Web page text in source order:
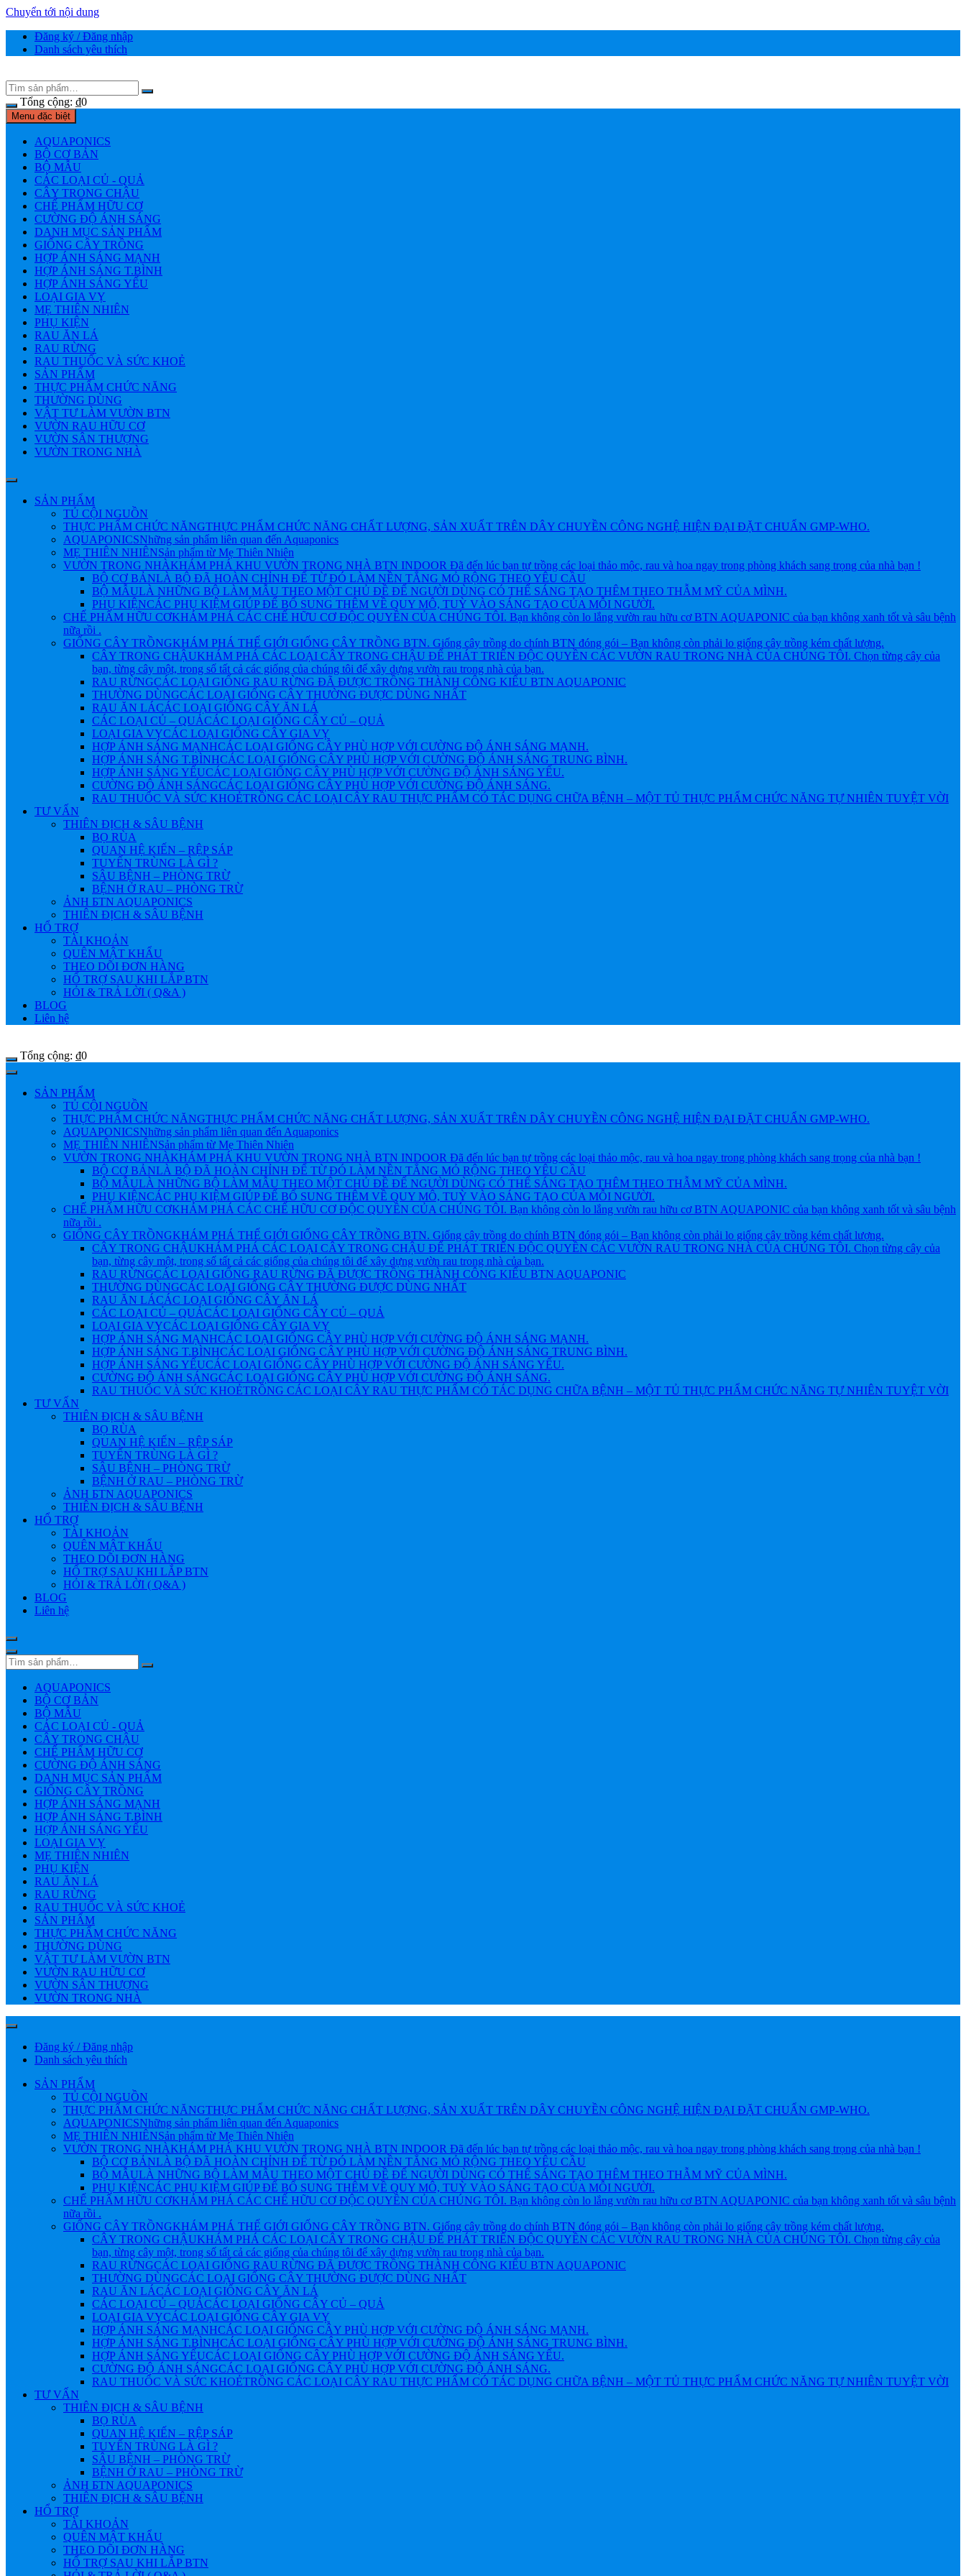
Chuyển tới nội dung
Đăng ký / Đăng nhập
Danh sách yêu thích
Tổng cộng: ₫0
Menu đặc biệt
AQUAPONICS
BỘ CƠ BẢN
BỘ MẪU
CÁC LOẠI CỦ - QUẢ
CÂY TRONG CHẬU
CHẾ PHẨM HỮU CƠ
CƯỜNG ĐỘ ÁNH SÁNG
DANH MỤC SẢN PHẨM
GIỐNG CÂY TRỒNG
HỢP ÁNH SÁNG MẠNH
HỢP ÁNH SÁNG T.BÌNH
HỢP ÁNH SÁNG YẾU
LOẠI GIA VỴ
MẸ THIÊN NHIÊN
PHỤ KIỆN
RAU ĂN LÁ
RAU RỪNG
RAU THUỐC VÀ SỨC KHOẺ
SẢN PHẨM
THỰC PHẨM CHỨC NĂNG
THƯỜNG DÙNG
VẬT TƯ LÀM VƯỜN BTN
VƯỜN RAU HỮU CƠ
VƯỜN SÂN THƯỢNG
VƯỜN TRONG NHÀ
SẢN PHẨM
TỦ CỘI NGUỒN
THỰC PHẨM CHỨC NĂNGTHỰC PHẨM CHỨC NĂNG CHẤT LƯỢNG, SẢN XUẤT TRÊN DÂY CHUYỀN CÔNG NGHỆ HIỆN ĐẠI ĐẶT CHUẨN GMP-WHO.
AQUAPONICSNhững sản phẩm liên quan đến Aquaponics
MẸ THIÊN NHIÊNSản phẩm từ Mẹ Thiên Nhiên
VƯỜN TRONG NHÀKHÁM PHÁ KHU VƯỜN TRONG NHÀ BTN INDOOR Đã đến lúc bạn tự trồng các loại thảo mộc, rau và hoa ngay trong phòng khách sang trọng của nhà bạn !
BỘ CƠ BẢNLÀ BỘ ĐÃ HOÀN CHỈNH ĐỂ TỪ ĐÓ LÀM NỀN TẲNG MỎ RỘNG THEO YÊU CẦU
BỘ MẪULÀ NHỮNG BỘ LÀM MẪU THEO MỘT CHỦ ĐỀ ĐỂ NGƯỜI DÙNG CÓ THỂ SÁNG TẠO THÊM THEO THẪM MỸ CỦA MÌNH.
PHỤ KIỆNCÁC PHỤ KIỆM GIÚP ĐỂ BỔ SUNG THÊM VỀ QUY MÔ, TUỲ VÀO SÁNG TẠO CỦA MỖI NGƯỜI.
CHẾ PHẨM HỮU CƠKHÁM PHÁ CÁC CHẾ HỮU CƠ ĐỘC QUYỀN CỦA CHÚNG TÔI. Bạn không còn lo lắng vườn rau hữu cơ BTN AQUAPONIC của bạn không xanh tốt và sâu bệnh
nữa rồi .
GIỐNG CÂY TRỒNGKHÁM PHÁ THẾ GIỚI GIỐNG CÂY TRỒNG BTN. Giống cây trồng do chính BTN đóng gói – Bạn không còn phải lo giống cây trồng kém chất lượng.
CÂY TRONG CHẬUKHÁM PHÁ CÁC LOẠI CÂY TRONG CHẬU ĐỂ PHÁT TRIỂN ĐỘC QUYỀN CÁC VƯỜN RAU TRONG NHÀ CỦA CHÚNG TÔI. Chọn từng cây của
bạn, từng cây một, trong số tất cả các giống của chúng tôi để xây dựng vườn rau trong nhà của bạn.
RAU RỪNGCÁC LOẠI GIỐNG RAU RỪNG ĐÃ ĐƯỢC TRỒNG THÀNH CÔNG KIỂU BTN AQUAPONIC
THƯỜNG DÙNGCÁC LOẠI GIỐNG CÂY THƯỜNG ĐƯỢC DÙNG NHẤT
RAU ĂN LÁCÁC LOẠI GIỐNG CÂY ĂN LÁ
CÁC LOẠI CỦ – QUẢCÁC LOẠI GIỐNG CÂY CỦ – QUẢ
LOẠI GIA VỴCÁC LOẠI GIỐNG CÂY GIA VỴ
HỢP ÁNH SÁNG MẠNHCÁC LOẠI GIỐNG CÂY PHÙ HỢP VỚI CƯỜNG ĐỘ ÁNH SÁNG MẠNH.
HỢP ÁNH SÁNG T.BÌNHCÁC LOẠI GIỐNG CÂY PHÙ HỢP VỚI CƯỜNG ĐỘ ÁNH SÁNG TRUNG BÌNH.
HỢP ÁNH SÁNG YẾUCÁC LOẠI GIỐNG CÂY PHÙ HỢP VỚI CƯỜNG ĐỘ ÁNH SÁNG YẾU.
CƯỜNG ĐỘ ÁNH SÁNGCÁC LOẠI GIỐNG CÂY PHÙ HỢP VỚI CƯỜNG ĐỘ ÁNH SÁNG.
RAU THUỐC VÀ SỨC KHOẺTRỒNG CÁC LOẠI CÂY RAU THỰC PHẨM CÓ TÁC DỤNG CHỮA BỆNH – MỘT TỦ THỰC PHẨM CHỨC NĂNG TỰ NHIÊN TUYỆT VỜI
TƯ VẤN
THIÊN ĐỊCH & SÂU BỆNH
BỌ RÙA
QUAN HỆ KIẾN – RỆP SÁP
TUYẾN TRÙNG LÀ GÌ ?
SÂU BỆNH – PHÒNG TRỪ
BỆNH Ở RAU – PHÒNG TRỪ
ẢNH БTN AQUAPONICS
THIÊN ĐỊCH & SÂU BỆNH
HỔ TRỢ
TÀI KHOẢN
QUÊN MẬT KHẨU
THEO DÕI ĐƠN HÀNG
HỔ TRỢ SAU KHI LẮP BTN
HỎI & TRẢ LỜI ( Q&A )
BLOG
Liên hệ
Tổng cộng: ₫0
SẢN PHẨM
TỦ CỘI NGUỒN
THỰC PHẨM CHỨC NĂNGTHỰC PHẨM CHỨC NĂNG CHẤT LƯỢNG, SẢN XUẤT TRÊN DÂY CHUYỀN CÔNG NGHỆ HIỆN ĐẠI ĐẶT CHUẨN GMP-WHO.
AQUAPONICSNhững sản phẩm liên quan đến Aquaponics
MẸ THIÊN NHIÊNSản phẩm từ Mẹ Thiên Nhiên
VƯỜN TRONG NHÀKHÁM PHÁ KHU VƯỜN TRONG NHÀ BTN INDOOR Đã đến lúc bạn tự trồng các loại thảo mộc, rau và hoa ngay trong phòng khách sang trọng của nhà bạn !
BỘ CƠ BẢNLÀ BỘ ĐÃ HOÀN CHỈNH ĐỂ TỪ ĐÓ LÀM NỀN TẲNG MỎ RỘNG THEO YÊU CẦU
BỘ MẪULÀ NHỮNG BỘ LÀM MẪU THEO MỘT CHỦ ĐỀ ĐỂ NGƯỜI DÙNG CÓ THỂ SÁNG TẠO THÊM THEO THẪM MỸ CỦA MÌNH.
PHỤ KIỆNCÁC PHỤ KIỆM GIÚP ĐỂ BỔ SUNG THÊM VỀ QUY MÔ, TUỲ VÀO SÁNG TẠO CỦA MỖI NGƯỜI.
CHẾ PHẨM HỮU CƠKHÁM PHÁ CÁC CHẾ HỮU CƠ ĐỘC QUYỀN CỦA CHÚNG TÔI. Bạn không còn lo lắng vườn rau hữu cơ BTN AQUAPONIC của bạn không xanh tốt và sâu bệnh
nữa rồi .
GIỐNG CÂY TRỒNGKHÁM PHÁ THẾ GIỚI GIỐNG CÂY TRỒNG BTN. Giống cây trồng do chính BTN đóng gói – Bạn không còn phải lo giống cây trồng kém chất lượng.
CÂY TRONG CHẬUKHÁM PHÁ CÁC LOẠI CÂY TRONG CHẬU ĐỂ PHÁT TRIỂN ĐỘC QUYỀN CÁC VƯỜN RAU TRONG NHÀ CỦA CHÚNG TÔI. Chọn từng cây của
bạn, từng cây một, trong số tất cả các giống của chúng tôi để xây dựng vườn rau trong nhà của bạn.
RAU RỪNGCÁC LOẠI GIỐNG RAU RỪNG ĐÃ ĐƯỢC TRỒNG THÀNH CÔNG KIỂU BTN AQUAPONIC
THƯỜNG DÙNGCÁC LOẠI GIỐNG CÂY THƯỜNG ĐƯỢC DÙNG NHẤT
RAU ĂN LÁCÁC LOẠI GIỐNG CÂY ĂN LÁ
CÁC LOẠI CỦ – QUẢCÁC LOẠI GIỐNG CÂY CỦ – QUẢ
LOẠI GIA VỴCÁC LOẠI GIỐNG CÂY GIA VỴ
HỢP ÁNH SÁNG MẠNHCÁC LOẠI GIỐNG CÂY PHÙ HỢP VỚI CƯỜNG ĐỘ ÁNH SÁNG MẠNH.
HỢP ÁNH SÁNG T.BÌNHCÁC LOẠI GIỐNG CÂY PHÙ HỢP VỚI CƯỜNG ĐỘ ÁNH SÁNG TRUNG BÌNH.
HỢP ÁNH SÁNG YẾUCÁC LOẠI GIỐNG CÂY PHÙ HỢP VỚI CƯỜNG ĐỘ ÁNH SÁNG YẾU.
CƯỜNG ĐỘ ÁNH SÁNGCÁC LOẠI GIỐNG CÂY PHÙ HỢP VỚI CƯỜNG ĐỘ ÁNH SÁNG.
RAU THUỐC VÀ SỨC KHOẺTRỒNG CÁC LOẠI CÂY RAU THỰC PHẨM CÓ TÁC DỤNG CHỮA BỆNH – MỘT TỦ THỰC PHẨM CHỨC NĂNG TỰ NHIÊN TUYỆT VỜI
TƯ VẤN
THIÊN ĐỊCH & SÂU BỆNH
BỌ RÙA
QUAN HỆ KIẾN – RỆP SÁP
TUYẾN TRÙNG LÀ GÌ ?
SÂU BỆNH – PHÒNG TRỪ
BỆNH Ở RAU – PHÒNG TRỪ
ẢNH БTN AQUAPONICS
THIÊN ĐỊCH & SÂU BỆNH
HỔ TRỢ
TÀI KHOẢN
QUÊN MẬT KHẨU
THEO DÕI ĐƠN HÀNG
HỔ TRỢ SAU KHI LẮP BTN
HỎI & TRẢ LỜI ( Q&A )
BLOG
Liên hệ
AQUAPONICS
BỘ CƠ BẢN
BỘ MẪU
CÁC LOẠI CỦ - QUẢ
CÂY TRONG CHẬU
CHẾ PHẨM HỮU CƠ
CƯỜNG ĐỘ ÁNH SÁNG
DANH MỤC SẢN PHẨM
GIỐNG CÂY TRỒNG
HỢP ÁNH SÁNG MẠNH
HỢP ÁNH SÁNG T.BÌNH
HỢP ÁNH SÁNG YẾU
LOẠI GIA VỴ
MẸ THIÊN NHIÊN
PHỤ KIỆN
RAU ĂN LÁ
RAU RỪNG
RAU THUỐC VÀ SỨC KHOẺ
SẢN PHẨM
THỰC PHẨM CHỨC NĂNG
THƯỜNG DÙNG
VẬT TƯ LÀM VƯỜN BTN
VƯỜN RAU HỮU CƠ
VƯỜN SÂN THƯỢNG
VƯỜN TRONG NHÀ
Đăng ký / Đăng nhập
Danh sách yêu thích
SẢN PHẨM
TỦ CỘI NGUỒN
THỰC PHẨM CHỨC NĂNGTHỰC PHẨM CHỨC NĂNG CHẤT LƯỢNG, SẢN XUẤT TRÊN DÂY CHUYỀN CÔNG NGHỆ HIỆN ĐẠI ĐẶT CHUẨN GMP-WHO.
AQUAPONICSNhững sản phẩm liên quan đến Aquaponics
MẸ THIÊN NHIÊNSản phẩm từ Mẹ Thiên Nhiên
VƯỜN TRONG NHÀKHÁM PHÁ KHU VƯỜN TRONG NHÀ BTN INDOOR Đã đến lúc bạn tự trồng các loại thảo mộc, rau và hoa ngay trong phòng khách sang trọng của nhà bạn !
BỘ CƠ BẢNLÀ BỘ ĐÃ HOÀN CHỈNH ĐỂ TỪ ĐÓ LÀM NỀN TẲNG MỎ RỘNG THEO YÊU CẦU
BỘ MẪULÀ NHỮNG BỘ LÀM MẪU THEO MỘT CHỦ ĐỀ ĐỂ NGƯỜI DÙNG CÓ THỂ SÁNG TẠO THÊM THEO THẪM MỸ CỦA MÌNH.
PHỤ KIỆNCÁC PHỤ KIỆM GIÚP ĐỂ BỔ SUNG THÊM VỀ QUY MÔ, TUỲ VÀO SÁNG TẠO CỦA MỖI NGƯỜI.
CHẾ PHẨM HỮU CƠKHÁM PHÁ CÁC CHẾ HỮU CƠ ĐỘC QUYỀN CỦA CHÚNG TÔI. Bạn không còn lo lắng vườn rau hữu cơ BTN AQUAPONIC của bạn không xanh tốt và sâu bệnh
nữa rồi .
GIỐNG CÂY TRỒNGKHÁM PHÁ THẾ GIỚI GIỐNG CÂY TRỒNG BTN. Giống cây trồng do chính BTN đóng gói – Bạn không còn phải lo giống cây trồng kém chất lượng.
CÂY TRONG CHẬUKHÁM PHÁ CÁC LOẠI CÂY TRONG CHẬU ĐỂ PHÁT TRIỂN ĐỘC QUYỀN CÁC VƯỜN RAU TRONG NHÀ CỦA CHÚNG TÔI. Chọn từng cây của
bạn, từng cây một, trong số tất cả các giống của chúng tôi để xây dựng vườn rau trong nhà của bạn.
RAU RỪNGCÁC LOẠI GIỐNG RAU RỪNG ĐÃ ĐƯỢC TRỒNG THÀNH CÔNG KIỂU BTN AQUAPONIC
THƯỜNG DÙNGCÁC LOẠI GIỐNG CÂY THƯỜNG ĐƯỢC DÙNG NHẤT
RAU ĂN LÁCÁC LOẠI GIỐNG CÂY ĂN LÁ
CÁC LOẠI CỦ – QUẢCÁC LOẠI GIỐNG CÂY CỦ – QUẢ
LOẠI GIA VỴCÁC LOẠI GIỐNG CÂY GIA VỴ
HỢP ÁNH SÁNG MẠNHCÁC LOẠI GIỐNG CÂY PHÙ HỢP VỚI CƯỜNG ĐỘ ÁNH SÁNG MẠNH.
HỢP ÁNH SÁNG T.BÌNHCÁC LOẠI GIỐNG CÂY PHÙ HỢP VỚI CƯỜNG ĐỘ ÁNH SÁNG TRUNG BÌNH.
HỢP ÁNH SÁNG YẾUCÁC LOẠI GIỐNG CÂY PHÙ HỢP VỚI CƯỜNG ĐỘ ÁNH SÁNG YẾU.
CƯỜNG ĐỘ ÁNH SÁNGCÁC LOẠI GIỐNG CÂY PHÙ HỢP VỚI CƯỜNG ĐỘ ÁNH SÁNG.
RAU THUỐC VÀ SỨC KHOẺTRỒNG CÁC LOẠI CÂY RAU THỰC PHẨM CÓ TÁC DỤNG CHỮA BỆNH – MỘT TỦ THỰC PHẨM CHỨC NĂNG TỰ NHIÊN TUYỆT VỜI
TƯ VẤN
THIÊN ĐỊCH & SÂU BỆNH
BỌ RÙA
QUAN HỆ KIẾN – RỆP SÁP
TUYẾN TRÙNG LÀ GÌ ?
SÂU BỆNH – PHÒNG TRỪ
BỆNH Ở RAU – PHÒNG TRỪ
ẢNH БTN AQUAPONICS
THIÊN ĐỊCH & SÂU BỆNH
HỔ TRỢ
TÀI KHOẢN
QUÊN MẬT KHẨU
THEO DÕI ĐƠN HÀNG
HỔ TRỢ SAU KHI LẮP BTN